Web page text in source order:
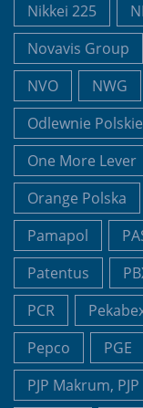
Nikkei 225
Novavis Group
NVO
NWG
Odlewnie Polskie
One More Lever
Orange Polska
Pamapol
Patentus
PCR
Pepco
PGE
PJP Makrum, PJP